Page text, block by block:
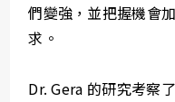
們變強，並把握機會
求。
Dr. Gera 的研究考察